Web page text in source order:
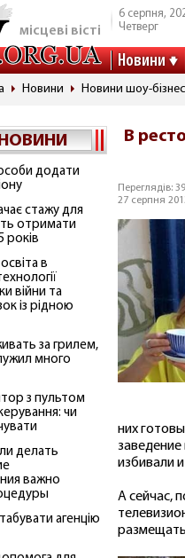
місцеві вісті
6 серпня,
Четверг
Новини
Новини Новини шоу-
НОВИНИ
додати
стажу для
отримати
років
в
війни та
із рідною
за грилем,
много
з пультом
чи
делать
важно
агенцію
В
Переглядів:
27 серпня
них
избивали
А сейчас,